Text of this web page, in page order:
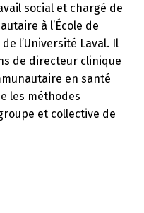
social et chargé de
à l’École de
l’Université Laval. Il
de directeur clinique
en santé
les méthodes
et collective de